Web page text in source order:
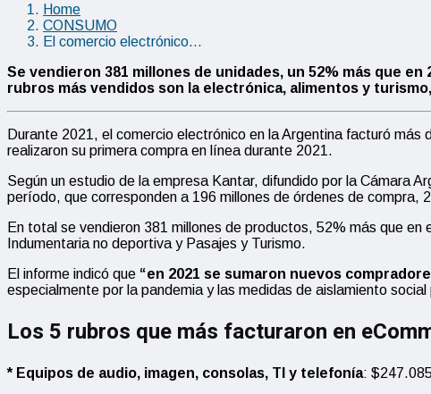
Home
CONSUMO
El comercio electrónico…
Se vendieron 381 millones de unidades, un 52% más que
rubros más vendidos son la electrónica, alimentos y
Durante 2021, el comercio electrónico en la Argentina facturó
realizaron su primera compra en línea durante 2021.
Según un estudio de la empresa Kantar, difundido por la Cámara
período, que corresponden a 196 millones de órdenes de compra,
En total se vendieron 381 millones de productos, 52% más que
Indumentaria no deportiva y Pasajes y Turismo.
El informe indicó que “en 2021 se sumaron nuevos
especialmente por la pandemia y las medidas de aislamiento
Los 5 rubros que más facturaron en
* Equipos de audio, imagen, consolas, TI y telefonía: